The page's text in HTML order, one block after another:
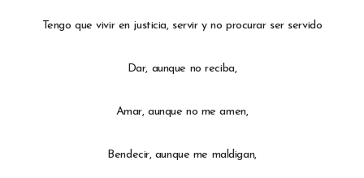
Tengo que vivir en justicia, servir y no procurar ser servido
Dar, aunque no reciba,
Amar, aunque no me amen,
Bendecir, aunque me maldigan,